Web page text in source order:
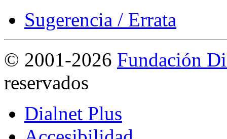
Sugerencia / Errata
© 2001-2026 Fundación
reservados
Dialnet Plus